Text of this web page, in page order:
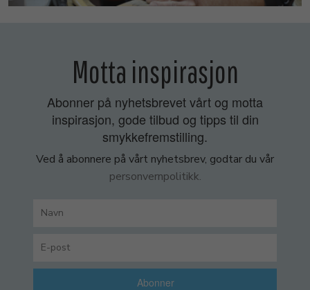
Motta inspirasjon
Abonner på nyhetsbrevet vårt og motta
inspirasjon, gode tilbud og tipps til din
smykkefremstilling.
Ved å abonnere på vårt nyhetsbrev, godtar du vår
personvernpolitikk.
Abonner